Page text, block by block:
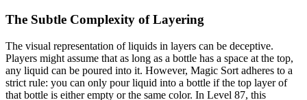
The Subtle Complexity of Layering
The visual representation of liquids in layers can be deceptive.
Players might assume that as long as a bottle has a space at the top,
any liquid can be poured into it. However, Magic Sort adheres to a
strict rule: you can only pour liquid into a bottle if the top layer of
that bottle is either empty or the same color. In Level 87, this